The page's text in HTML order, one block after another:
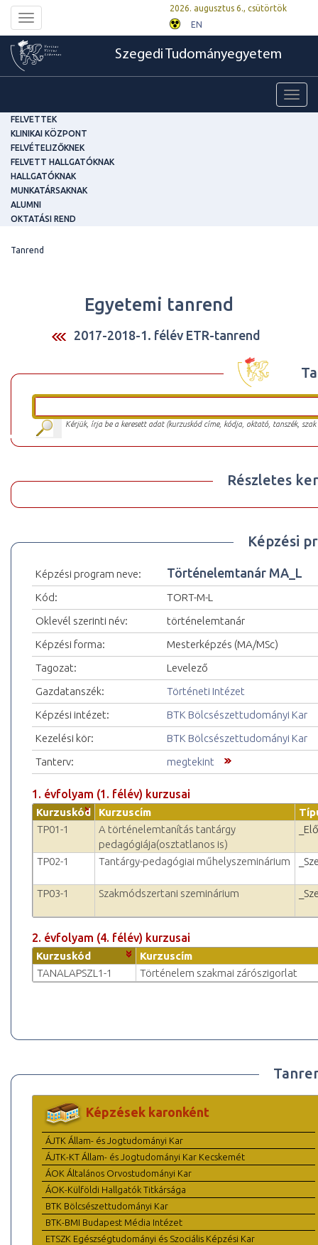
Toggle
navigation
2026. augusztus 6., csütörtök
EN
Szegedi Tudományegyetem
FELVETTEK
KLINIKAI KÖZPONT
FELVÉTELIZŐKNEK
FELVETT HALLGATÓKNAK
HALLGATÓKNAK
MUNKATÁRSAKNAK
ALUMNI
OKTATÁSI REND
Tanrend
Egyetemi tanrend
2017-2018-1. félév ETR-tanrend
Kérjük, írja be a keresett adat (kurzuskód címe, kódja, oktató, tanszék,
Részletes
Képzési
Képzési program neve: Történelemtanár MA_L
Kód:
TORT-M-L
Oklevél szerinti név:
történelemtanár
Képzési forma:
Mesterképzés (MA/MSc)
Tagozat:
Levelező
Gazdatanszék:
Történeti Intézet
Képzési intézet:
BTK Bölcsészettudományi Kar
Kezelési kör:
BTK Bölcsészettudományi Kar
Tanterv:
megtekint
1. évfolyam (1. félév) kurzusai
Kurzuskód Kurzuscím
TP01-1
A történelemtanítás tantárgy
pedagógiája(osztatlanos is)
TP02-1 Tantárgy-pedagógiai műhelyszeminárium
TP03-1 Szakmódszertani szeminárium
2. évfolyam (4. félév) kurzusai
Kurzuskód
Kurzuscím
TANALAPSZL1-1
Történelem szakmai zárószigorlat
Képzések karonként
ÁJTK Állam- és Jogtudományi Kar
ÁJTK-KT Állam- és Jogtudományi Kar Kecskemét
ÁOK Általános Orvostudományi Kar
ÁOK-Külföldi Hallgatók Titkársága
BTK Bölcsészettudományi Kar
BTK-BMI Budapest Média Intézet
ETSZK Egészségtudományi és Szociális Képzési Kar